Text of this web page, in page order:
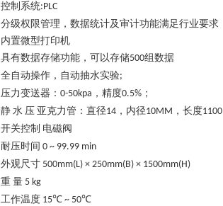
控制系统:PLC
分级权限管理，数据统计及审计功能满足行业要求
内置微型打印机
具有数据存储功能，可以存储500组数据
全自动操作，自动抽水实验;
压力变送器 ： 0-50kpa ，精度0.5% ；
静 水 压 亚克力管：直径14 ，内径10MM ，长度1100
开关控制 电磁阀
耐压时间 0 ~ 99.99 min
外观尺寸 500mm(L) × 250mm(B) × 1500mm(H)
重 量 5 kg
工作温度 15℃ ~ 50℃